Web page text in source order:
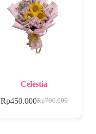
Celestia
Rp700.000
Rp450.000